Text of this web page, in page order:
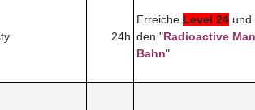
24h
Erreiche Level 24 und
den "Radioactive
Bahn"